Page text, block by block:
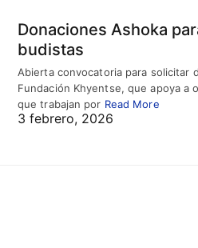
Donaciones Ashoka
budistas
Abierta convocatoria para solicitar
Fundación Khyentse, que apoya a
que trabajan por Read More
3 febrero, 2026